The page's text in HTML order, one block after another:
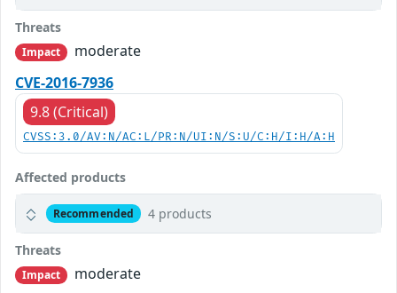
Threats
Impact
moderate
CVE-2016-7936
9.8 (Critical)
CVSS:3.0/AV:N/AC:L/PR:N/UI:N/S:U/C:H/I:H/A:H
Affected products
Recommended 4 products
Threats
Impact
moderate